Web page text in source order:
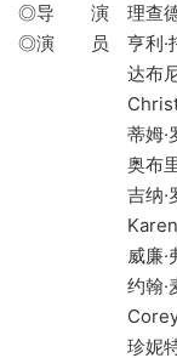
◎导 演 理查德·
◎演 员 亨利·托
达布尼·柯尔
Christina
蒂姆·罗索维
奥布里·伍
吉纳·罗斯 /
Karen Leigh
威廉·弗西
约翰·麦克
Corey
珍妮特·诺